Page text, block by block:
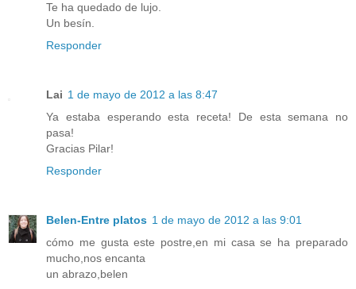
Te ha quedado de lujo.
Un besín.
Responder
Lai 1 de mayo de 2012 a las 8:47
Ya estaba esperando esta receta! De esta semana no
pasa!
Gracias Pilar!
Responder
Belen-Entre platos 1 de mayo de 2012 a las 9:01
cómo me gusta este postre,en mi casa se ha preparado
mucho,nos encanta
un abrazo,belen